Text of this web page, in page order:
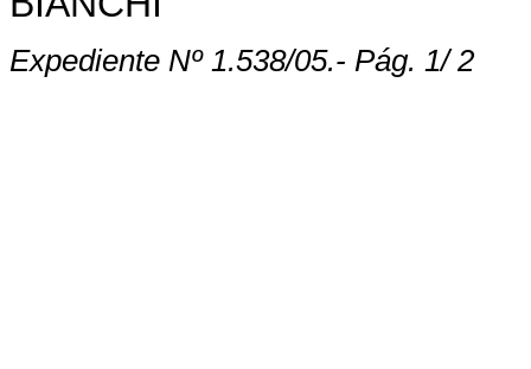
Expediente Nº 1.538/05.- Pág. 1/ 2